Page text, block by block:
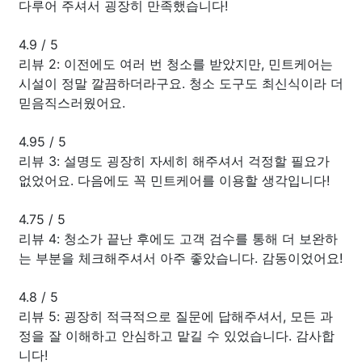
다루어 주셔서 굉장히 만족했습니다!
4.9 / 5
리뷰 2: 이전에도 여러 번 청소를 받았지만, 민트케어는
시설이 정말 깔끔하더라구요. 청소 도구도 최신식이라 더
믿음직스러웠어요.
4.95 / 5
리뷰 3: 설명도 굉장히 자세히 해주셔서 걱정할 필요가
없었어요. 다음에도 꼭 민트케어를 이용할 생각입니다!
4.75 / 5
리뷰 4: 청소가 끝난 후에도 고객 검수를 통해 더 보완하
는 부분을 체크해주셔서 아주 좋았습니다. 감동이었어요!
4.8 / 5
리뷰 5: 굉장히 적극적으로 질문에 답해주셔서, 모든 과
정을 잘 이해하고 안심하고 맡길 수 있었습니다. 감사합
니다!